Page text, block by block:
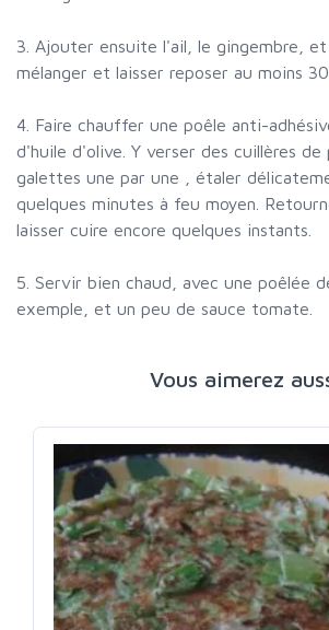
3. Ajouter ensuite l'ail, le gingembre,
mélanger et laisser reposer au moins
4. Faire chauffer une poêle anti-
d'huile d'olive. Y verser des cuillères de
galettes une par une , étaler
quelques minutes à feu moyen.
laisser cuire encore quelques instants.
5. Servir bien chaud, avec une poêlée
exemple, et un peu de sauce tomate.
Vous aimerez